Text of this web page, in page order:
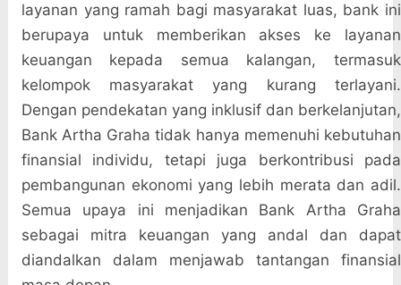
layanan yang ramah bagi masyarakat luas, bank ini
berupaya untuk memberikan akses ke layanan
keuangan kepada semua kalangan, termasuk
kelompok masyarakat yang kurang terlayani.
Dengan pendekatan yang inklusif dan berkelanjutan,
Bank Artha Graha tidak hanya memenuhi kebutuhan
finansial individu, tetapi juga berkontribusi pada
pembangunan ekonomi yang lebih merata dan adil.
Semua upaya ini menjadikan Bank Artha Graha
sebagai mitra keuangan yang andal dan dapat
diandalkan dalam menjawab tantangan finansial